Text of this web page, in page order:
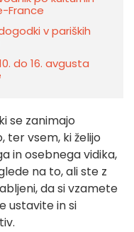
France
v pariških
do 16. avgusta
se zanimajo
ter vsem, ki želijo
in osebnega vidika,
na to, ali ste z
da si vzamete
ustavite in si